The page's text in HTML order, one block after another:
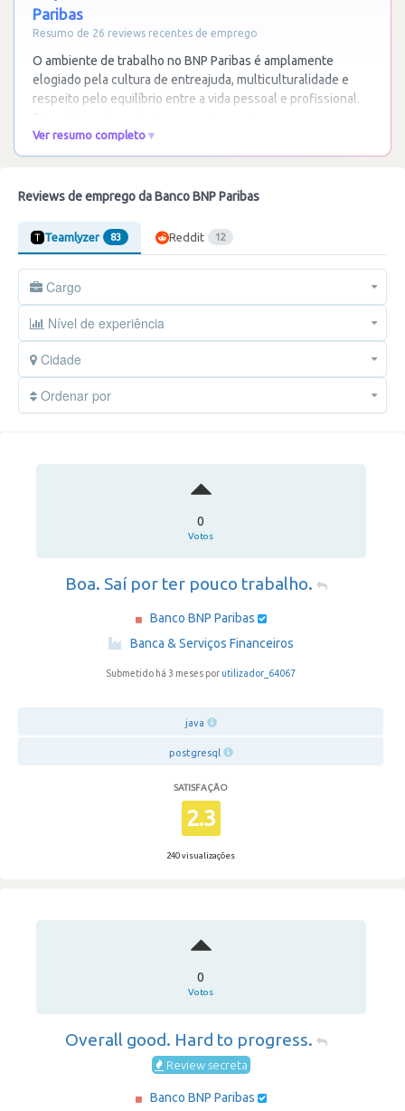
Paribas
Resumo de 26 reviews recentes de emprego
O ambiente de trabalho no BNP Paribas é amplamente
elogiado pela cultura de entreajuda, multiculturalidade e
respeito pelo equilíbrio entre a vida pessoal e profissional.
Os colaboradores destacam a
Ver resumo completo
Reviews de emprego da Banco BNP Paribas
Teamlyzer 83 Reddit 12
Cargo
Nível de experiência
Cidade
Ordenar por
0
Votos
Boa. Saí por ter pouco trabalho.
Banco BNP Paribas
Banca & Serviços Financeiros
Submetido há 3 meses por utilizador_64067
java
postgresql
SATISFAÇÃO
2.3
240 visualizações
0
Votos
Overall good. Hard to progress.
Review secreta
Banco BNP Paribas